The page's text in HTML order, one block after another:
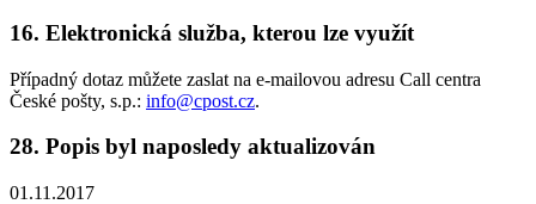
16. Elektronická služba, kterou lze využít
Případný dotaz můžete zaslat na e-mailovou adresu Call centra
České pošty, s.p.: info@cpost.cz.
28. Popis byl naposledy aktualizován
01.11.2017